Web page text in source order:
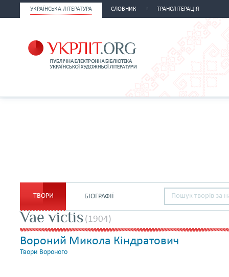
УКРАЇНСЬКА ЛІТЕРАТУРА СЛОВНИК ТРАНСЛІТЕРАЦІЯ
ТВОРИ БІОГРАФІЇ
Vae victis (1904)
Вороний Микола Кіндратович
Твори Вороного